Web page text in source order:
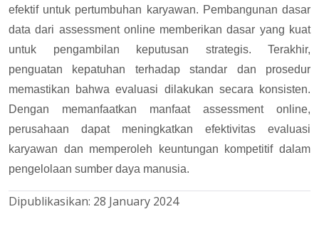
efektif untuk pertumbuhan karyawan. Pembangunan dasar
data dari assessment online memberikan dasar yang kuat
untuk pengambilan keputusan strategis. Terakhir,
penguatan kepatuhan terhadap standar dan prosedur
memastikan bahwa evaluasi dilakukan secara konsisten.
Dengan memanfaatkan manfaat assessment online,
perusahaan dapat meningkatkan efektivitas evaluasi
karyawan dan memperoleh keuntungan kompetitif dalam
pengelolaan sumber daya manusia.
Dipublikasikan: 28 January 2024